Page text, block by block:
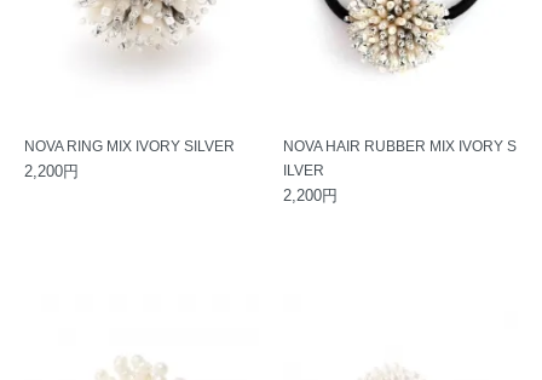
NOVA RING MIX IVORY SILVER
2,200円
NOVA HAIR RUBBER MIX IVORY S
ILVER
2,200円